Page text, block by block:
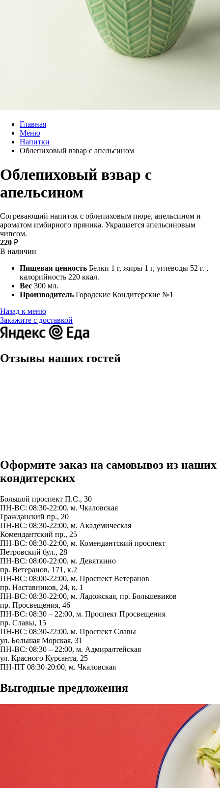
Главная
Меню
Напитки
Облепиховый взвар с апельсином
Облепиховый взвар с
апельсином
Согревающий напиток с облепиховым пюре, апельсином и
ароматом имбирного пряника. Украшается апельсиновым
чипсом.
220 ₽
В наличии
Пищевая ценность Белки 1 г, жиры 1 г, углеводы 52 г. ,
калорийность 220 ккал.
Вес 300 мл.
Производитель Городские Кондитерские №1
Назад к меню
Закажите с доставкой
Отзывы наших гостей
Оформите заказ на самовывоз из наших
кондитерских
Большой проспект П.С., 30
ПН-ВС: 08:30-22:00, м. Чкаловская
Гражданский пр., 20
ПН-ВС: 08:30-22:00, м. Академическая
Комендантский пр., 25
ПН-ВС: 08:30-22:00, м. Комендантский проспект
Петровский бул., 28
ПН-ВС: 08:00-22:00, м. Девяткино
пр. Ветеранов, 171, к.2
ПН-ВС: 08:00-22:00, м. Проспект Ветеранов
пр. Наставников, 24, к. 1
ПН-ВС: 08:30-22:00, м. Ладожская, пр. Большевиков
пр. Просвещения, 46
ПН-ВС: 08:30 – 22:00, м. Проспект Просвещения
пр. Славы, 15
ПН-ВС: 08:30-22:00, м. Проспект Славы
ул. Большая Морская, 31
ПН-ВС: 08:30 – 22:00, м. Адмиралтейская
ул. Красного Курсанта, 25
ПН-ПТ 08:30-20:00, м. Чкаловская
Выгодные предложения